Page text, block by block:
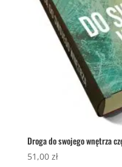
Droga do swojego wnętrza
51,00 zł